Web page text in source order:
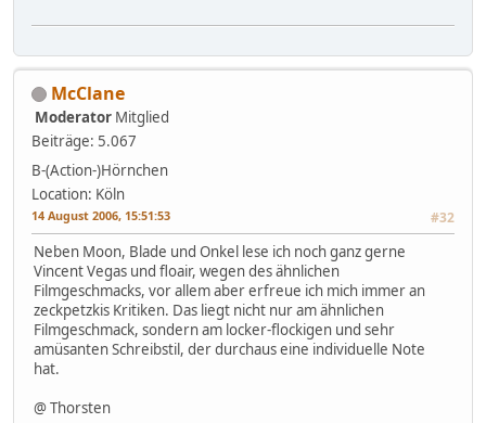
McClane
Moderator Mitglied
Beiträge: 5.067
B-(Action-)Hörnchen
Location: Köln
14 August 2006, 15:51:53 #32
Neben Moon, Blade und Onkel lese ich noch ganz gerne
Vincent Vegas und floair, wegen des ähnlichen
Filmgeschmacks, vor allem aber erfreue ich mich immer an
zeckpetzkis Kritiken. Das liegt nicht nur am ähnlichen
Filmgeschmack, sondern am locker-flockigen und sehr
amüsanten Schreibstil, der durchaus eine individuelle Note
hat.
@ Thorsten